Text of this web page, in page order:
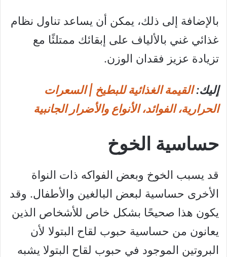
بالإضافة إلى ذلك، يمكن أن يساعد تناول نظام
غذائي غني بالألياف على إبقائك ممتلئًا مع
تزيادة عزيز فقدان الوزن.
إليك: القيمة الغذائية للبطيخ | السعرات
الحرارية، الفوائد، الأنواع والأضرار الجانبية
حساسية الخوخ
قد يسبب الخوخ وبعض الفواكه ذات النواة
الأخرى حساسية لبعض البالغين والأطفال. وقد
يكون هذا صحيحًا بشكل خاص للأشخاص الذين
يعانون من حساسية حبوب لقاح البتولا لأن
البروتين الموجود في حبوب لقاح البتولا يشبه